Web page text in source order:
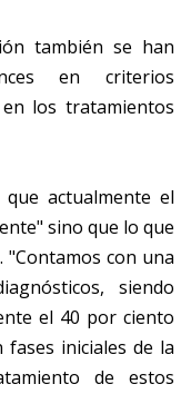
también se han
en criterios
los tratamientos
actualmente el
sino que lo que
"Contamos con una
siendo
el 40 por ciento
iniciales de la
de estos